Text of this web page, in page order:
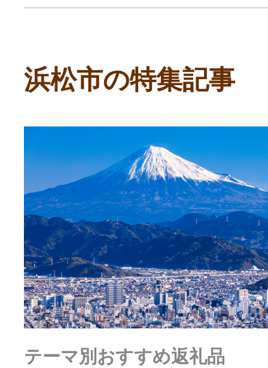
副業・パラレルワーカー
個人事業主・フリーラン
個人事業・フリーランス
ふるさと納税の基礎知識
10秒ぴったり診断
浜松市の特集記事
テーマ別おすすめ返礼品